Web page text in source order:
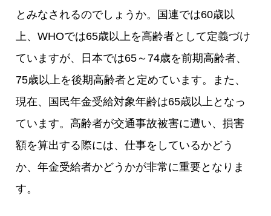
とみなされるのでしょうか。国連では60歳以
上、WHOでは65歳以上を高齢者として定義づけ
ていますが、日本では65～74歳を前期高齢者、
75歳以上を後期高齢者と定めています。また、
現在、国民年金受給対象年齢は65歳以上となっ
ています。高齢者が交通事故被害に遭い、損害
額を算出する際には、仕事をしているかどう
か、年金受給者かどうかが非常に重要となりま
す。